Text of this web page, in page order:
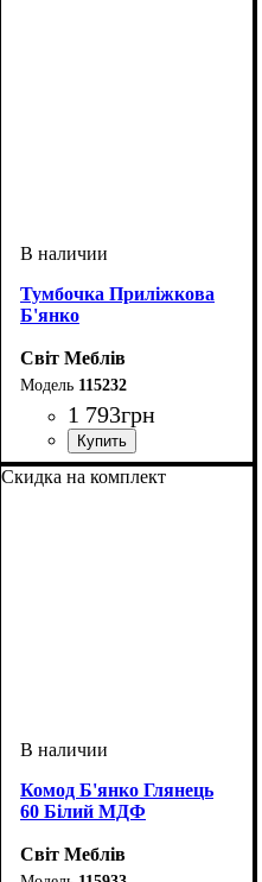
Тумбочка Приліжкова
Б'янко
Світ Меблів
115232
1 793грн
ширина, мм: 500
высота, мм: 430
глубина, мм: 406
Скидка на комплект
Комод Б'янко Глянець
60 Білий МДФ
Світ Меблів